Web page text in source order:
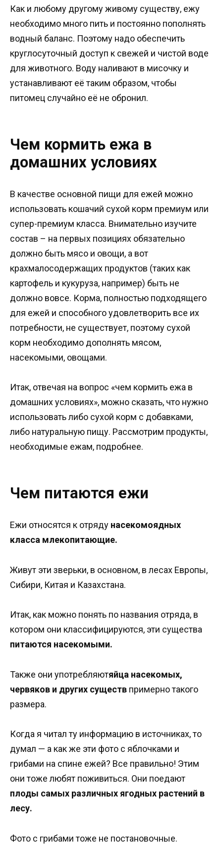
Как и любому другому живому существу, ежу
необходимо много пить и постоянно пополнять
водный баланс. Поэтому надо обеспечить
круглосуточный доступ к свежей и чистой воде
для животного. Воду наливают в мисочку и
устанавливают её таким образом, чтобы
питомец случайно её не обронил.
Чем кормить ежа в
домашних условиях
В качестве основной пищи для ежей можно
использовать кошачий сухой корм премиум или
супер-премиум класса. Внимательно изучите
состав – на первых позициях обязательно
должно быть мясо и овощи, а вот
крахмалосодержащих продуктов (таких как
картофель и кукуруза, например) быть не
должно вовсе. Корма, полностью подходящего
для ежей и способного удовлетворить все их
потребности, не существует, поэтому сухой
корм необходимо дополнять мясом,
насекомыми, овощами.
Итак, отвечая на вопрос «чем кормить ежа в
домашних условиях», можно сказать, что нужно
использовать либо сухой корм с добавками,
либо натуральную пищу. Рассмотрим продукты,
необходимые ежам, подробнее.
Чем питаются ежи
Ежи относятся к отряду насекомоядных
класса млекопитающие.
Живут эти зверьки, в основном, в лесах Европы,
Сибири, Китая и Казахстана.
Итак, как можно понять по названия отряда, в
котором они классифицируются, эти существа
питаются насекомыми.
Также они употребляютяйца насекомых,
червяков и других существ примерно такого
размера.
Когда я читал ту информацию в источниках, то
думал — а как же эти фото с яблочками и
грибами на спине ежей? Все правильно! Этим
они тоже любят поживиться. Они поедают
плоды самых различных ягодных растений в
лесу.
Фото с грибами тоже не постановочные.